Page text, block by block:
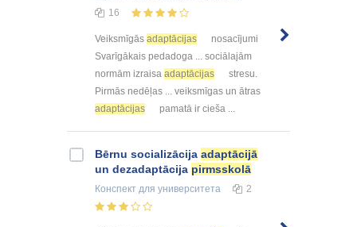
16
Veiksmīgās adaptācijas
nosacījumi
Svarīgākais pedadoga ... sociālajām
normām izraisa adaptācijas
stresu.
Pirmās nedēļas ... veiksmīgas un ātras
adaptācijas
pamatā ir cieša ...
Bērnu socializācija adaptācijā
un dezadaptācija pirmsskolā
Конспект для университета 2